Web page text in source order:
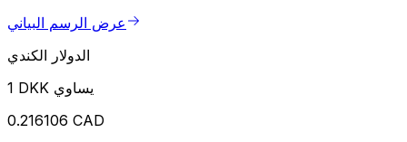
عرض الرسم البياني
الدولار الكندي
1 DKK يساوي
0.216106 CAD